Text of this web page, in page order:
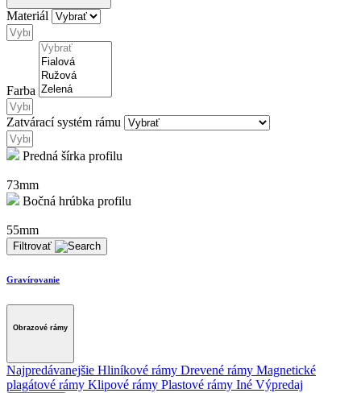
Materiál
Farba
Zatvárací systém rámu
Predná šírka profilu
73mm
Bočná hrúbka profilu
55mm
Filtrovať
Gravírovanie
Obrazové rámy
Najpredávanejšie Hliníkové rámy Drevené rámy Magnetické
plagátové rámy Klipové rámy Plastové rámy Iné Výpredaj